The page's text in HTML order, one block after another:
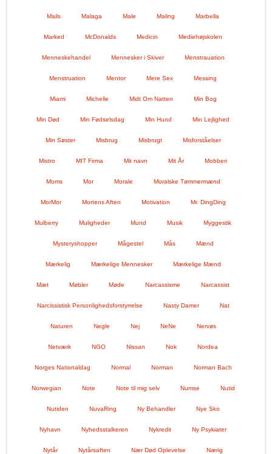
Mails Malaga Male Maling Marbella
Marked McDonalds Medicin Mediehøjskolen
Menneskehandel Mennesker i Skiver Menstrauation
Menstruation Mentor Mere Sex Messing
Miami Michelle Midt Om Natten Min Bog
Min Død Min Fødselsdag Min Hund Min Lejlighed
Min Søster Misbrug Misbrugt Misforståelser
Mistro MIT Firma Mit navn Mit År Mobberi
Moms Mor Morale Moralske Tømmermænd
MorMor Mortens Aften Motivation Mr. DingDing
Mulberry Muligheder Mund Musik Myggestik
Mysteryshopper Mågestel Mås Mænd
Mærkelig Mærkelige Mennesker Mærkelige Mænd
Mæt Møbler Møde Narcassisme Narcassist
Narcissistisk Personlighedsforstyrrelse Nasty Damer Nat
Naturen Negle Nej NeNe Nervøs
Netværk NGO Nissan Nok Nordea
Norges Nationaldag Normal Norman Norman Bach
Norwegian Note Note til mig selv Numse Nutid
Nutiden NuvaRing Ny Behandler Nye Sko
Nyhavn Nyhedsstalkeren Nykredit Ny Psykiater
Nytår Nytårsaften Nær Død Oplevelse Nærig